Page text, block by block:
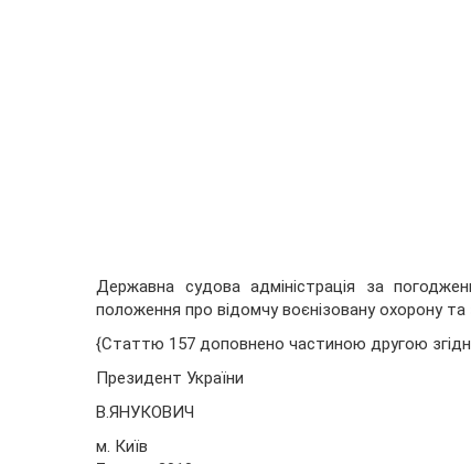
Державна судова адміністрація за
положення про відомчу воєнізовану охорону та
{Статтю 157 доповнено частиною другою
Президент України
В.ЯНУКОВИЧ
м. Київ